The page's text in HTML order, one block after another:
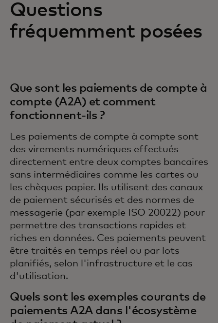
Questions
fréquemment posées
Que sont les paiements de compte à
compte (A2A) et comment
fonctionnent-ils ?
Les paiements de compte à compte sont
des virements numériques effectués
directement entre deux comptes bancaires
sans intermédiaires comme les cartes ou
les chèques papier. Ils utilisent des canaux
de paiement sécurisés et des normes de
messagerie (par exemple ISO 20022) pour
permettre des transactions rapides et
riches en données. Ces paiements peuvent
être traités en temps réel ou par lots
planifiés, selon l'infrastructure et le cas
d'utilisation.
Quels sont les exemples courants de
paiements A2A dans l'écosystème